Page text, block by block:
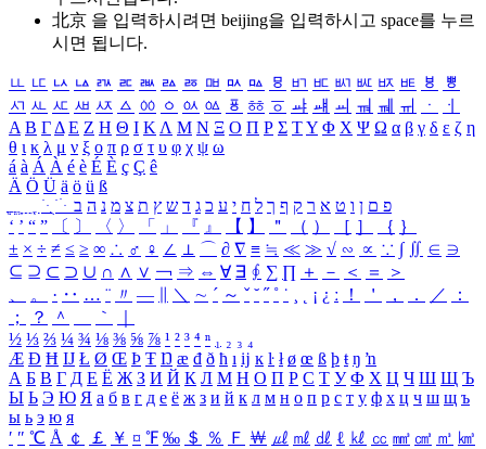
北京 을 입력하시려면 beijing을 입력하시고 space를 누르
시면 됩니다.
ㅥ ㅦ ㅧ ㅨ ㅩ ㅪ ㅫ ㅬ ㅭ ㅮ ㅯ ㅰ ㅱ ㅲ ㅳ ㅴ ㅵ ㅶ ㅷ ㅸ
ㅹ
ㅺ ㅻ ㅼ ㅽ ㅾ ㅿ ㆀ ㆁ ㆂ ㆃ ㆄ ㆅ ㆆ ㆇ ㆈ ㆉ ㆊ ㆋ ㆌ ㆍ
ㆎ
Α Β ΓΔ Ε Ζ Η Θ Ι ΚΛ Μ Ν Ξ Ο Π Ρ Σ ΤΥ Φ Χ Ψ Ω α β γ δ ε ζ η
θ ι κ λ μ ν ξ ο π ρ σ τ υ φ χ ψ ω
á à Á À é è É È ç Ç ê
Ä Ö Ü ä ö ü ß
ִֶֹ ֻּ ׁׂ פ ם ן ו ט א ר ק ף ך ל ח י ע כ ג ד ש ץ ת צ מ נ ה ב
‘ ’ “ ” 〔 〕 〈 〉 「 」 『 』 【 】 ＂ （ ） ［ ］ ｛ ｝
± × ÷ ≠ ≤ ≥ ∞ ∴ ♂ ♀ ∠ ⊥ ⌒ ∂ ∇ ≡ ≒ ≪ ≫ √ ∽ ∝ ∵ ∫ ∬ ∈ ∋
⊆ ⊇ ⊂ ⊃ ∪ ∩ ∧ ∨ ￢ ⇒ ⇔ ∀ ∃ ∮ ∑ ∏ ＋ － ＜ ＝
＞
、
。 · ‥ … ¨ 〃 ― ＼ ∼ ´ ～ ˇ ˘ ˝ ˚ ˙ ¸ ¡ ¿ ː ！ ＇ ， ． ／
：
；
？ ＾ ｀
½ ⅓ ⅔ ¼ ¾ ⅛ ⅜ ⅝ ⅞ ¹ ² ³ ⁴ ⁿ ₁ ₂ ₃ ₄
Æ Ð Ħ Ĳ Ł Ø Œ Þ Ŧ Ŋ æ đ ð ħ ı ĳ ĸ ŀ ł ø œ ß þ ŧ ŋ ŉ
А Б В Г Д Е Ё Ж З И Й К Л М Н О П Р С Т У Ф Х Ц Ч Ш Щ Ъ
Ы Ь Э Ю Я а б в г д е ё ж з и й к л м н о п р с т у ф х ц ч ш щ ъ
ы ь э ю я
′ ″ ℃ Å ￠ ￡ ￥ ¤ ℉ ‰ ＄ ％ Ｆ ￦ ㎕ ㎖ ㎗ ℓ ㎘ ㏄ ㎣ ㎤ ㎥ ㎦